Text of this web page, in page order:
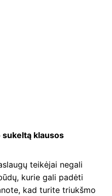
klausos
teikėjai negali
kurie gali padėti
kad turite triukšmo